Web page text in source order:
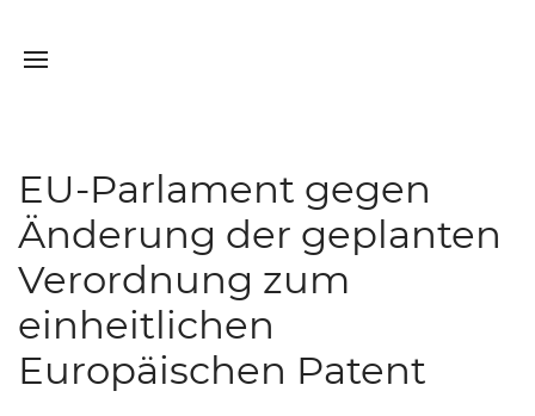
EU-Parlament gegen
Änderung der geplanten
Verordnung zum
einheitlichen
Europäischen Patent